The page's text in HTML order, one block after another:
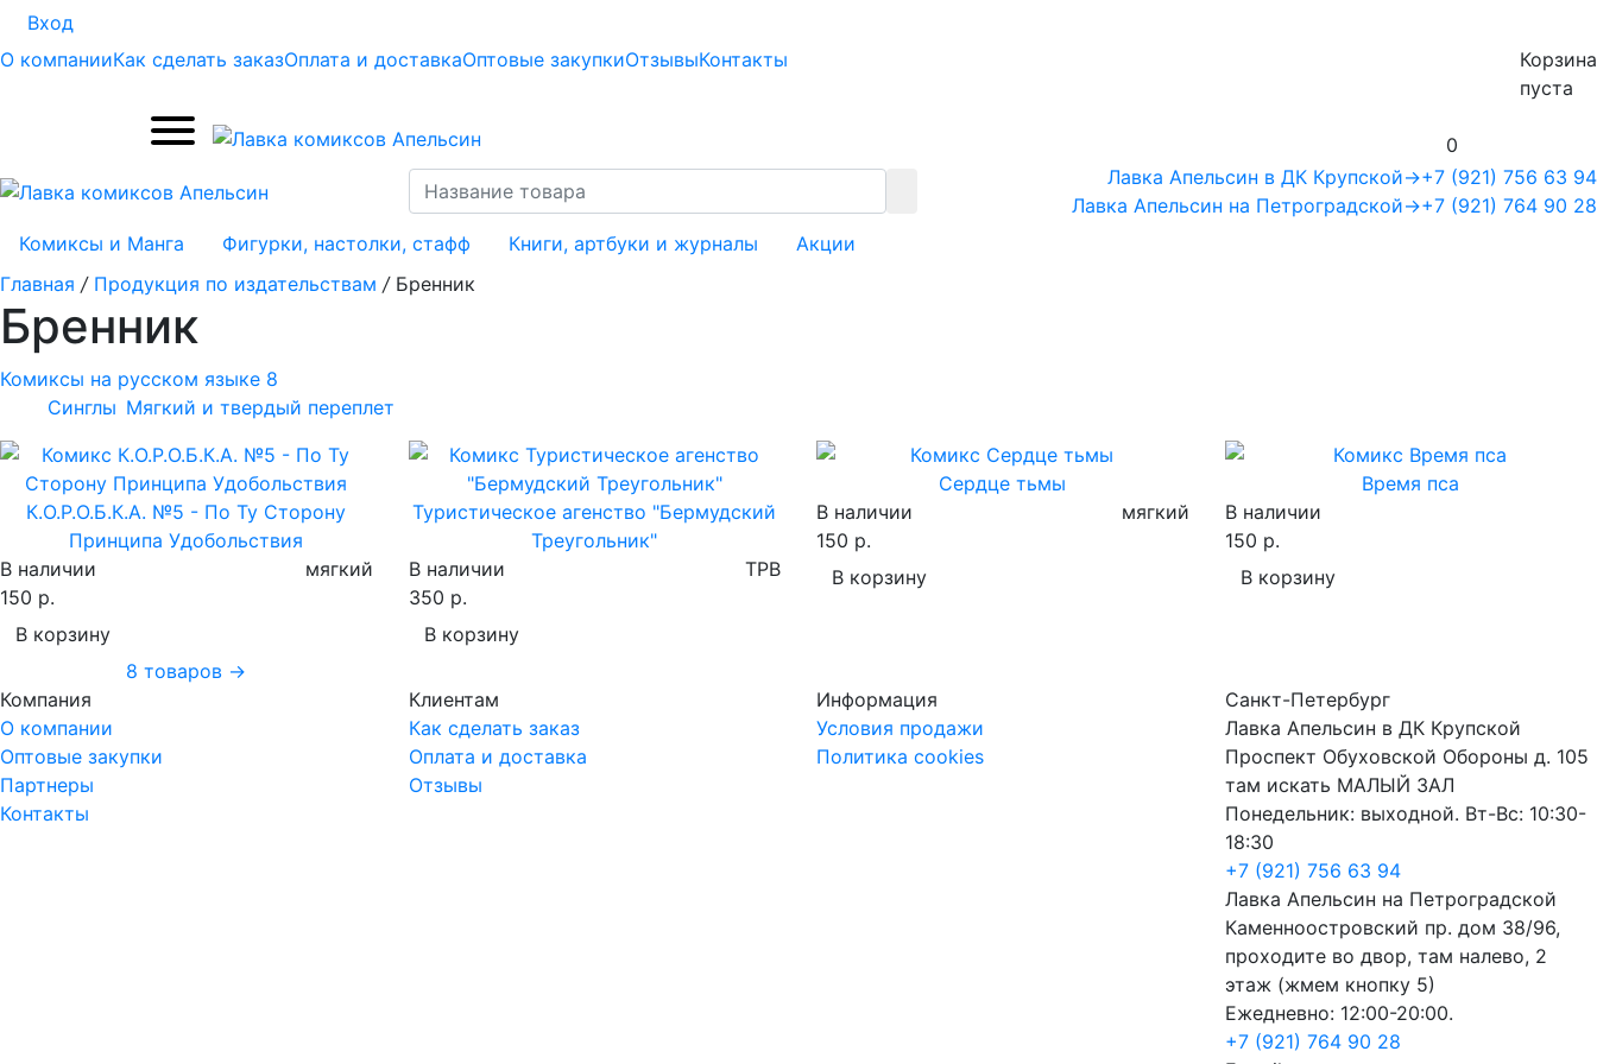
Вход
О компанииКак сделать заказОплата и доставкаОптовые закупкиОтзывыКонтакты
Корзина
пуста
0
+7 (921) 756 63 94
+7 (921) 764 90 28
Лавка Апельсин в ДК Крупской→
Лавка Апельсин на Петроградской→
Комиксы и Манга
Фигурки, настолки, стафф Книги, артбуки и журналы
Акции
Главная / Продукция по издательствам / Бренник
Бренник
Комиксы на русском языке 8
Синглы Мягкий и твердый переплет
К.О.Р.О.Б.К.А. №5 - По Ту Сторону
Принципа Удобольствия
В наличии
мягкий
150 р.
В корзину
Туристическое агенство "Бермудский
Треугольник"
В наличии
TPB
350 р.
В корзину
Сердце тьмы
В наличии
мягкий
150 р.
В корзину
Время пса
В наличии
150 р.
В корзину
8 товаров →
Компания
О компании
Оптовые закупки
Партнеры
Контакты
Клиентам
Как сделать заказ
Оплата и доставка
Отзывы
Информация
Условия продажи
Политика cookies
Санкт-Петербург
Лавка Апельсин в ДК Крупской
Проспект Обуховской Обороны д. 105
там искать МАЛЫЙ ЗАЛ
Понедельник: выходной. Вт-Вс: 10:30-
18:30
+7 (921) 756 63 94
Лавка Апельсин на Петроградской
Каменноостровский пр. дом 38/96,
проходите во двор, там налево, 2
этаж (жмем кнопку 5)
Ежедневно: 12:00-20:00.
+7 (921) 764 90 28